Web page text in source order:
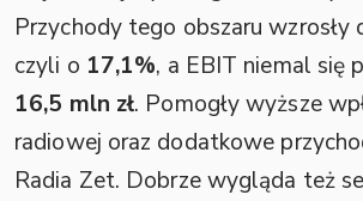
Przychody tego obszaru wzrosły
czyli o 17,1%, a EBIT niemal się
16,5 mln zł. Pomogły wyższe
radiowej oraz dodatkowe
Radia Zet. Dobrze wygląda też